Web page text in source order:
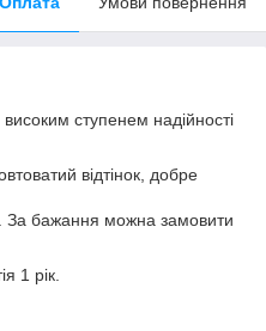
ступенем надійності
відтінок, добре
За бажання можна замовити
1 рік.